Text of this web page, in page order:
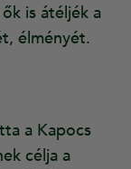
is átéljék a
élményét.
a Kapocs
célja a